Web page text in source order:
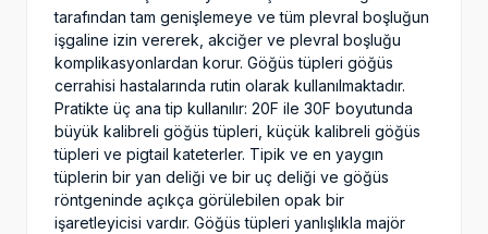
tarafından tam genişlemeye ve tüm plevral boşluğun
işgaline izin vererek, akciğer ve plevral boşluğu
komplikasyonlardan korur. Göğüs tüpleri göğüs
cerrahisi hastalarında rutin olarak kullanılmaktadır.
Pratikte üç ana tip kullanılır: 20F ile 30F boyutunda
büyük kalibreli göğüs tüpleri, küçük kalibreli göğüs
tüpleri ve pigtail kateterler. Tipik ve en yaygın
tüplerin bir yan deliği ve bir uç deliği ve göğüs
röntgeninde açıkça görülebilen opak bir
işaretleyicisi vardır. Göğüs tüpleri yanlışlıkla majör